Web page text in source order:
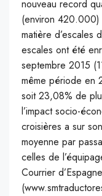
nouveau record
(environ 420.000)
matière
escales ont été
septembre 2015
même période en
soit 23,08% de
l’impact socio-
croisières a sur
moyenne par
celles de
Courrier